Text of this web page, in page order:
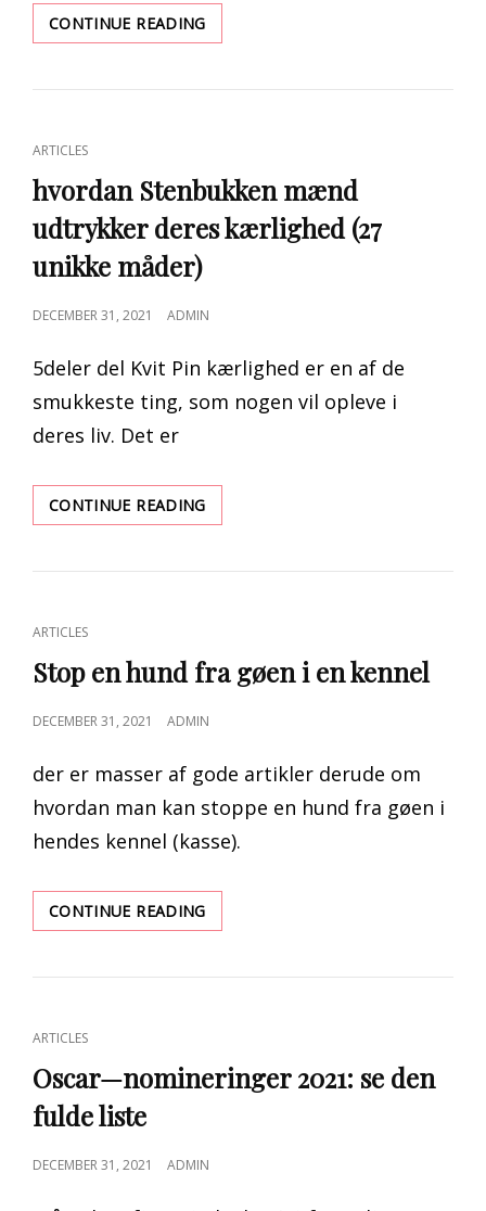
CONTINUE READINGPLANTNING
AF
TIL
CAT
LINKS
ARTICLES
hvordan Stenbukken mænd
udtrykker deres kærlighed (27
unikke måder)
POSTED
DECEMBER 31, 2021 ADMIN
5deler del Kvit Pin kærlighed er en af de
smukkeste ting, som nogen vil opleve i
deres liv. Det er
CONTINUE READINGHVORDAN
STENBUKKEN
UDTRYKKER
UNIKKE
MÅDER)
CAT
LINKS
ARTICLES
Stop en hund fra gøen i en kennel
POSTED
DECEMBER 31, 2021 ADMIN
der er masser af gode artikler derude om
hvordan man kan stoppe en hund fra gøen i
hendes kennel (kasse).
CONTINUE READINGSTOP
EN
FRA
KENNEL
CAT
LINKS
ARTICLES
Oscar—nomineringer 2021: se den
fulde liste
POSTED
DECEMBER 31, 2021 ADMIN